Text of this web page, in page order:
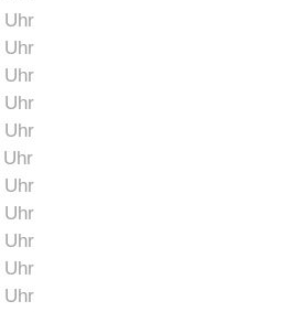
Uhr
Uhr
Uhr
Uhr
Uhr
Uhr
Uhr
Uhr
Uhr
Uhr
Uhr